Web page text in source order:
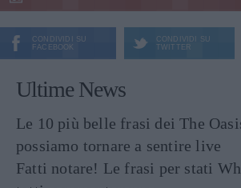
CONDIVIDI SU
FACEBOOK
CONDIVIDI SU
TWITTER
Ultime News
Le 10 più belle frasi dei The
possiamo tornare a sentire live
Fatti notare! Le frasi per stati